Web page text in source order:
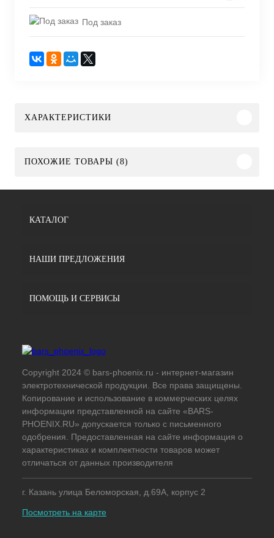
Под заказ
ХАРАКТЕРИСТИКИ
ПОХОЖИЕ ТОВАРЫ (8)
КАТАЛОГ
НАШИ ПРЕДЛОЖЕНИЯ
ПОМОЩЬ И СЕРВИСЫ
Copyright 2024 © bars-phoenix.ru - интернет-магазин
электротехнической продукции. Все права защищены.
Копирование и использование в коммерческих целях
информации представленной на сайте «BARS-
PHOENIX.RU» допускается только с письменного
одобрения. Предоставленная на сайте информация о
характеристиках и комплектности товаров может
отличаться от данных производителя
г. Казань улица Беломорская, д.69А, корпус 2
Посмотреть на карте